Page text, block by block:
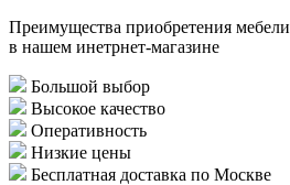
Преимущества приобретения мебели
в нашем инетрнет-магазине
Большой выбор
Высокое качество
Оперативность
Низкие цены
Бесплатная доставка по Москве